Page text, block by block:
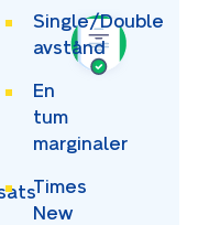
Single/Double
avstånd
En
tum
marginaler
Times
New